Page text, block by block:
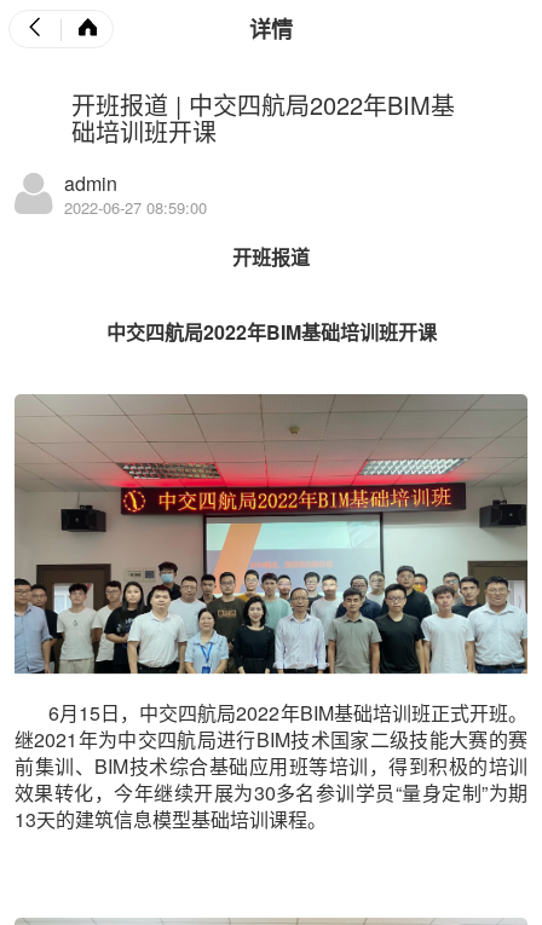
详情
开班报道 | 中交四航局2022年BIM基
础培训班开课
admin
2022-06-27 08:59:00
开班报道
中交四航局2022年BIM基础培训班开课
6月15日，中交四航局2022年BIM基础培训班正式开班。
继2021年为中交四航局进行BIM技术国家二级技能大赛的赛
前集训、BIM技术综合基础应用班等培训，得到积极的培训
效果转化，今年继续开展为30多名参训学员“量身定制”为期
13天的建筑信息模型基础培训课程。